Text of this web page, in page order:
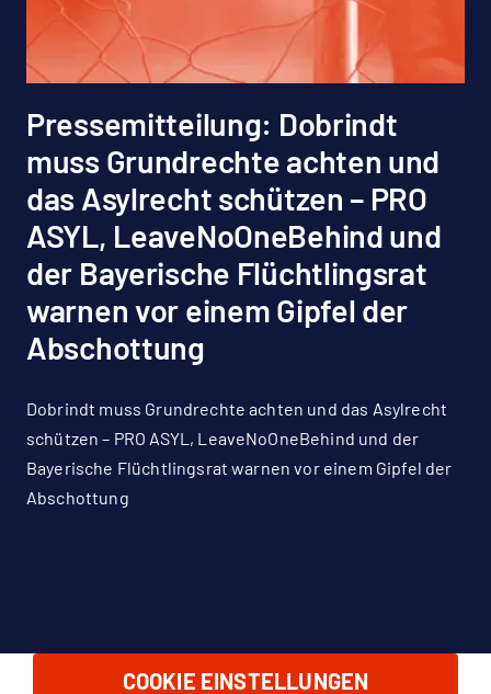
Pressemitteilung: Dobrindt
muss Grundrechte achten und
das Asylrecht schützen – PRO
ASYL, LeaveNoOneBehind und
der Bayerische Flüchtlingsrat
warnen vor einem Gipfel der
Abschottung
Dobrindt muss Grundrechte achten und das Asylrecht
schützen – PRO ASYL, LeaveNoOneBehind und der
Bayerische Flüchtlingsrat warnen vor einem Gipfel der
Abschottung
COOKIE EINSTELLUNGEN